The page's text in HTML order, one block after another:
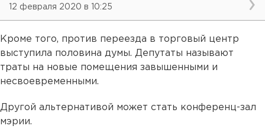
12 февраля 2020 в 10:25
Кроме того, против переезда в торговый центр
выступила половина думы. Депутаты называют
траты на новые помещения завышенными и
несвоевременными.
Другой альтернативой может стать конференц-зал
мэрии.